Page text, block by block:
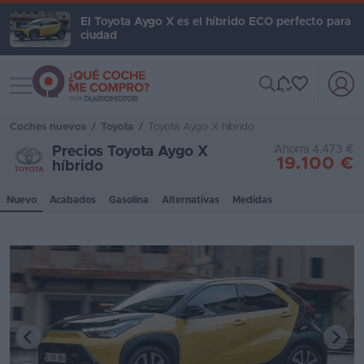
Iniciar
sesión
Inicio
Coches
nuevos
Renting
Suscripción
KM
0
El Toyota Aygo X es el híbrido ECO perfecto para
ciudad
Toggle navigation
Coches nuevos / Toyota / Toyota Aygo X híbrido
Precios Toyota Aygo X
híbrido
Ahorra 4.473 €
19.100 €
Nuevo Acabados Gasolina Alternativas Medidas